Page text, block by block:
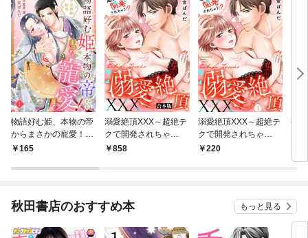
物語好む姫、本物の帝
からまさかの寵愛！
平安新婚絵巻【分冊
165
溺愛絶頂XXX～超絶テ
クで開発されちゃ
う！？～【合本版】
858
溺愛絶頂XXX～超絶テ
クで開発されちゃ
う！？～【単話】 1
220
発
な
秋田書店のおすすめ本 もっと見る